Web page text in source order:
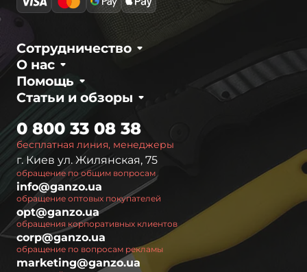
О нас
Сотрудничество
Статьи и обзоры
Помощь
бесплатная линия, менеджеры
0 800 33 08 38
г. Киев ул. Жилянская, 75
обращение по общим вопросам
info@ganzo.ua
обращение оптовых покупателей
opt@ganzo.ua
обращения корпоративных клиентов
corp@ganzo.ua
обращение по вопросам рекламы
marketing@ganzo.ua